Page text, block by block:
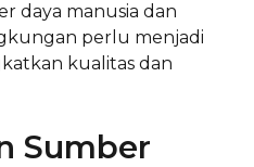
daya manusia dan
perlu menjadi
kualitas dan
Sumber